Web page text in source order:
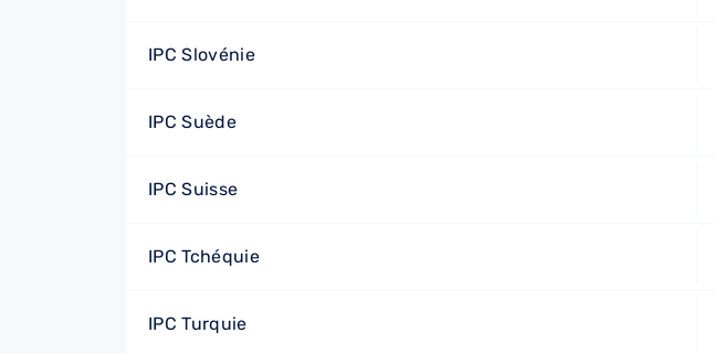
IPC Slovénie
IPC Suède
IPC Suisse
IPC Tchéquie
IPC Turquie